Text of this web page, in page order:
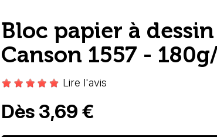
Bloc papier à dessin
Canson 1557 -
Lire l'avis
Dès 3,69 €